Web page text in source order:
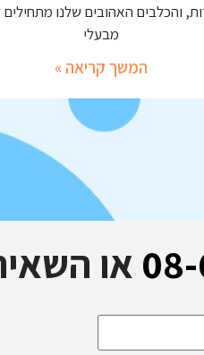
והכלבים האהובים שלנו
מבעלי
המשך קריאה »
או